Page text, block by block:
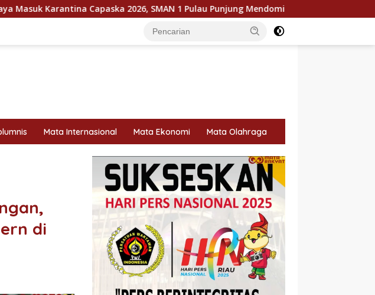
2026, SMAN 1 Pulau Punjung Mendominasi KPU Dorong Pemilih Cerdas,
Mata Internasional Mata Ekonomi Mata Olahraga
di